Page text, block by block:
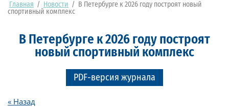
Главная / Новости /
В Петербурге к 2026 году построят новый
спортивный комплекс
В Петербурге к 2026 году построят
новый спортивный комплекс
PDF-версия журнала
« Назад